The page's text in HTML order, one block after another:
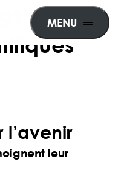
MENU
:
l’avenir
leur